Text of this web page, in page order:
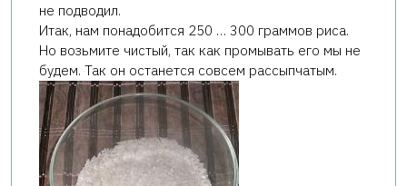
не подводил.
Итак, нам понадобится 250 … 300 граммов риса.
Но возьмите чистый, так как промывать его мы не
будем. Так он останется совсем рассыпчатым.